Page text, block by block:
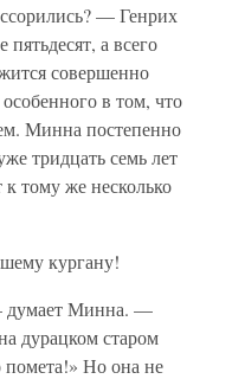
— Генрих
а всего
совершенно
в том, что
Минна постепенно
тридцать семь лет
тому же несколько
кургану!
думает Минна. —
дурацком старом
Но она не